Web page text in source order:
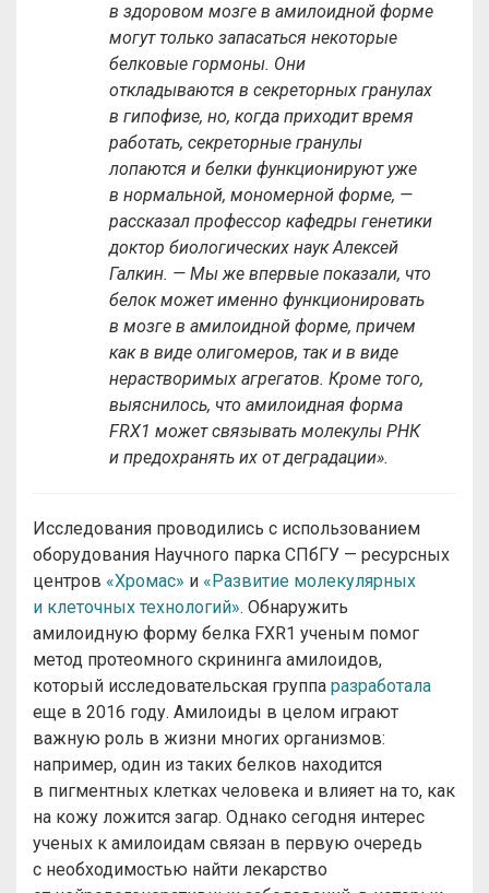
в здоровом мозге в амилоидной форме
могут только запасаться некоторые
белковые гормоны. Они
откладываются в секреторных гранулах
в гипофизе, но, когда приходит время
работать, секреторные гранулы
лопаются и белки функционируют уже
в нормальной, мономерной форме, —
рассказал профессор кафедры генетики
доктор биологических наук Алексей
Галкин. — Мы же впервые показали, что
белок может именно функционировать
в мозге в амилоидной форме, причем
как в виде олигомеров, так и в виде
нерастворимых агрегатов. Кроме того,
выяснилось, что амилоидная форма
FRX1 может связывать молекулы РНК
и предохранять их от деградации».
Исследования проводились с использованием
оборудования Научного парка СПбГУ — ресурсных
центров «Хромас» и «Развитие молекулярных
и клеточных технологий». Обнаружить
амилоидную форму белка FXR1 ученым помог
метод протеомного скрининга амилоидов,
который исследовательская группа разработала
еще в 2016 году. Амилоиды в целом играют
важную роль в жизни многих организмов:
например, один из таких белков находится
в пигментных клетках человека и влияет на то, как
на кожу ложится загар. Однако сегодня интерес
ученых к амилоидам связан в первую очередь
с необходимостью найти лекарство